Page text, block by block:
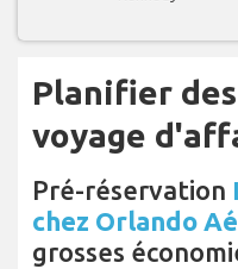
Planifier
voyage
Pré-réservation
chez Orlando
grosses